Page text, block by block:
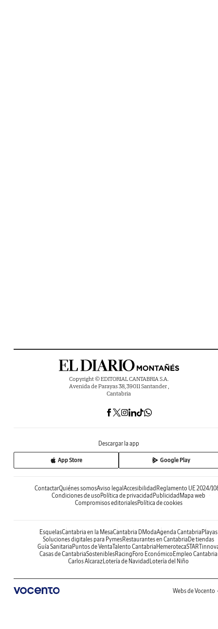
Copyright © EDITORIAL CANTABRIA S.A.
Avenida de Parayas 38, 39011 Santander ,
Cantabria
Descargar la app
App Store Google Play
ContactarQuiénes somosAviso legalAccesibilidadReglamento UE 2024/
Condiciones de usoPolítica de privacidadPublicidadMapa web
Compromisos editorialesPolítica de cookies
EsquelasCantabria en la MesaCantabria DModaAgenda CantabriaPlayas
Soluciones digitales para PymesRestaurantes en CantabriaDe tiendas
Guía SanitariaPuntos de VentaTalento CantabriaHemeroteca
Casas de CantabriaSosteniblesRacingForo EconómicoEmpleo Cantabria
Carlos AlcarazLotería de NavidadLotería del Niño
Webs de Vocento